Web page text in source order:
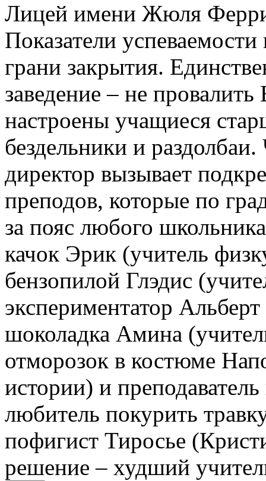
Лицей имени Жюля
Показатели
грани закрытия.
заведение – не
настроены учащиеся
бездельники и
директор вызывает
преподов, которые по
за пояс любого
качок Эрик (учитель
бензопилой Глэдис
экспериментатор
шоколадка Амина
отморозок в костюме
истории) и
любитель покурить
пофигист Тиросье
решение – худший